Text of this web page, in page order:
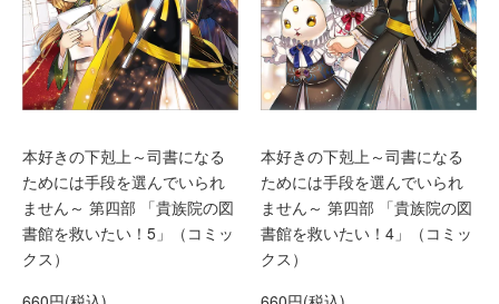
本好きの下剋上～司書になる
ためには手段を選んでいられ
ません～ 第四部 「貴族院の図
書館を救いたい！5」（コミッ
クス）
本好きの下剋上～司書になる
ためには手段を選んでいられ
ません～ 第四部 「貴族院の図
書館を救いたい！4」（コミッ
クス）